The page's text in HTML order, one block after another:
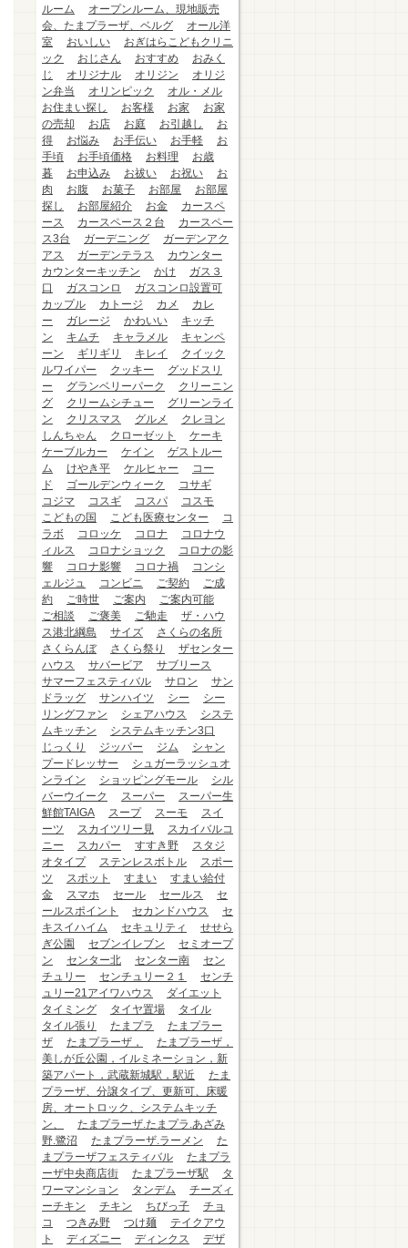
ルーム
オープンルーム、現地販売
会、たまプラーザ、ベルグ
オール洋
室
おいしい
おぎはらこどもクリニ
ック
おじさん おすすめ
おみく
じ
オリジナル オリジン
オリジ
ン弁当
オリンピック
オル・メル
お住まい探し
お客様 お家
お家
の売却
お店 お庭 お引越し
お
得
お悩み お手伝い お手軽
お
手頃
お手頃価格 お料理
お歳
暮
お申込み お祓い お祝い
お
肉
お腹 お菓子 お部屋
お部屋
探し
お部屋紹介 お金
カースペ
ース
カースペース２台
カースペー
ス3台
ガーデニング
ガーデンアク
アス
ガーデンテラス
カウンター
カウンターキッチン
かけ
ガス３
口
ガスコンロ
ガスコンロ設置可
カップル
カトージ カメ
カレ
ー
ガレージ かわいい
キッチ
ン
キムチ キャラメル
キャンペ
ーン
ギリギリ キレイ
クイック
ルワイパー
クッキー
グッドスリ
ー
グランベリーパーク
クリーニン
グ
クリームシチュー
グリーンライ
ン
クリスマス グルメ
クレヨン
しんちゃん
クローゼット
ケーキ
ケーブルカー
ケイン
ゲストルー
ム
けやき平 ケルヒャー
コー
ド
ゴールデンウィーク
コサギ
コジマ
コスギ コスパ
コスモ
こどもの国
こども医療センター
コ
ラボ
コロッケ コロナ
コロナウ
ィルス
コロナショック
コロナの影
響
コロナ影響 コロナ禍
コンシ
ェルジュ
コンビニ ご契約
ご成
約
ご時世 ご案内
ご案内可能
ご相談
ご褒美 ご馳走
ザ・ハウ
ス港北綱島
サイズ
さくらの名所
さくらんぼ
さくら祭り
ザセンター
ハウス
サバービア
サブリース
サマーフェスティバル
サロン
サン
ドラッグ
サンハイツ シー
シー
リングファン
シェアハウス
システ
ムキッチン
システムキッチン3口
じっくり
ジッパー ジム
シャン
プードレッサー
シュガーラッシュオ
ンライン
ショッピングモール
シル
バーウイーク
スーパー
スーパー生
鮮館TAIGA
スープ スーモ
スイ
ーツ
スカイツリー見
スカイバルコ
ニー
スカパー すすき野
スタジ
オタイプ
ステンレスボトル
スポー
ツ
スポット すまい
すまい給付
金
スマホ セール セールス
セ
ールスポイント
セカンドハウス
セ
キスイハイム
セキュリティ
せせら
ぎ公園
セブンイレブン
セミオープ
ン
センター北 センター南
セン
チュリー
センチュリー２１
センチ
ュリー21アイワハウス
ダイエット
タイミング
タイヤ置場
タイル
タイル張り
たまプラ
たまプラー
ザ
たまプラーザ，
たまプラーザ，
美しが丘公園，イルミネーション，新
築アパート，武蔵新城駅，駅近
たま
プラーザ、分譲タイプ、更新可、床暖
房、オートロック、システムキッチ
ン、
たまプラーザ.たまプラ.あざみ
野.鷺沼
たまプラーザ.ラーメン
た
まプラーザフェスティバル
たまプラ
ーザ中央商店街
たまプラーザ駅
タ
ワーマンション
タンデム
チーズィ
ーチキン
チキン ちびっ子
チョ
コ
つきみ野 つけ麺
テイクアウ
ト
ディズニー ディンクス
デザ